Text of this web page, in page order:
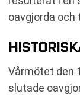
oavgjorda och
Vårmötet den
slutade